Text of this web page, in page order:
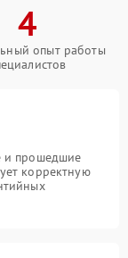
4
опыт работы
и прошедшие
корректную